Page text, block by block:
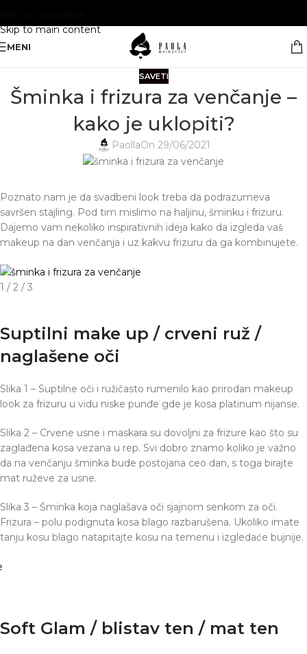
Skip to main content
MENI
SAVETI
Šminka i frizura za venčanje –
kako je uklopiti?
PaollaOn 29/06/2021
Poznato nam je da svadbeni look treba da podrazumeva
savršen stajling. Pod tim mislimo na haljinu, šminku i frizuru.
Dajemo vam nekoliko inspirativnih ideja kako da izgleda vaš
makeup na dan venčanja i uz kakvu frizuru da ga kombinujete.
1 / 2 / 3
Suptilni make up / crveni ruž /
naglašene oči
Slika 1 – Suptilne oči i ružičasto rumenilo kao prirodan makeup
look za frizuru u vidu niske punđe gde je kosa platinum nijanse.
Slika 2 – Crvene usne i maskara su dovoljni za frizure kao što su
zaglađena kosa vezana u rep. Svi dobro znamo koliko je važno
da na venčanju šminka bude postojana ceo dan, s toga birajte
mat ruževe za usne.
Slika 3 – Šminka koja naglašava oči sjajnom senkom za oči.
Frizura – polu podignuta kosa blago razbarušena. Ukoliko imate
tanju kosu blago natapitajte kosu na temenu i izgledaće bujnije.
Soft Glam / blistav ten / mat ten